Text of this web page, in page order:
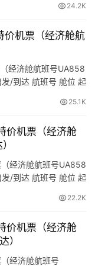
出发(TakeOff…
24.2K
价机票（经济舱航
经济舱航班号UA858
/到达 航班号 舱位 起
(TakeOff) 到…
25.1K
价机票（经济舱
经济舱航班号UA858
/到达 航班号 舱位 起
(TakeOff) 到…
22.2K
价机票（经济舱
）
经济舱航班号